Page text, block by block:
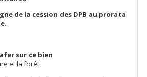
de la cession des DPB au prorata
sur ce bien
et la forêt